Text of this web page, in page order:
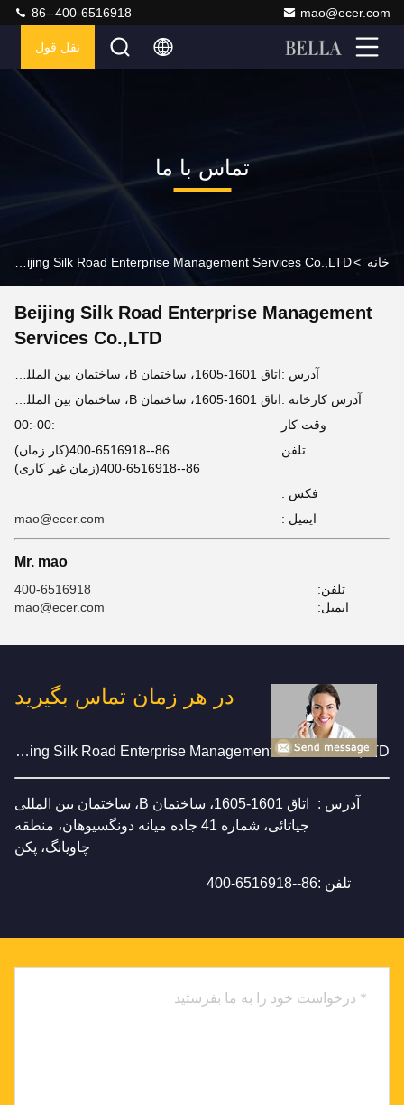
mao@ecer.com
86--400-6516918
نقل قول
تماس با ما
خانه >
Beijing Silk Road Enterprise Management
Services Co.,LTD
آدرس :
آدرس کارخانه :
وقت کار
:00-:00
تلفن
86--400-6516918(کار زمان)
86--400-6516918(زمان غیر کاری)
فکس :
ایمیل :
mao@ecer.com
Mr. mao
تلفن:
400-6516918
ایمیل:
mao@ecer.com
در هر زمان تماس بگیرید
Beijing Silk Road Enterprise Management Services Co.,LTD
آدرس :
اتاق 1601-1605، ساختمان B، ساختمان بین المللی
جیاتائی، شماره 41 جاده میانه دونگسیوهان، منطقه
چاویانگ، پکن
تلفن :86--400-6516918